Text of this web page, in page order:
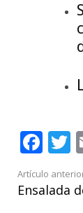
Seguir
Artículo
Ensalada